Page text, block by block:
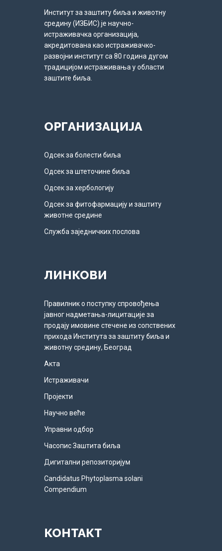
Институт за заштиту биља и животну
средину (ИЗБИС) је научно-
истраживачка организација,
акредитована као истраживачко-
развојни институт са 80 година дугом
традицијом истраживања у области
заштите биља.
ОРГАНИЗАЦИЈА
Одсек за болести биља
Одсек за штеточине биља
Одсек за хербологију
Одсек за фитофармацију и заштиту
животне средине
Служба заједничких послова
ЛИНКОВИ
Правилник о поступку спровођења
јавног надметања-лицитације за
продају имовине стечене из сопствених
прихода Института за заштиту биља и
животну средину, Београд
Акта
Истраживачи
Пројекти
Научно веће
Управни одбор
Часопис Заштита биља
Дигитални репозиторијум
Candidatus Phytoplasma solani
Compendium
КОНТАКТ​